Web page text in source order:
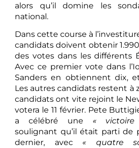
alors qu’il domine les
national.
Dans cette course à
candidats doivent obtenir
des votes dans les différents
Avec ce premier vote dans
Sanders en obtiennent dix,
Les autres candidats restent à
candidats ont vite rejoint le
votera le 11 février. Pete
a célébré une «
soulignant qu’il était parti de
dernier, avec « quatre